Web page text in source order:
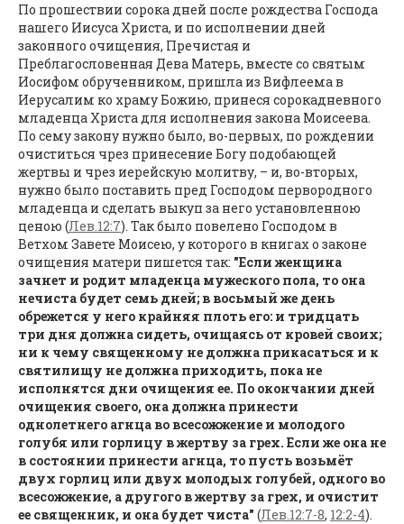
По прошествии сорока дней после рождества Господа
нашего Иисуса Христа, и по исполнении дней
законного очищения, Пречистая и
Преблагословенная Дева Матерь, вместе со святым
Иосифом обрученником, пришла из Вифлеема в
Иерусалим ко храму Божию, принеся сорокадневного
младенца Христа для исполнения закона Моисеева.
По сему закону нужно было, во-первых, по рождении
очиститься чрез принесение Богу подобающей
жертвы и чрез иерейскую молитву, – и, во-вторых,
нужно было поставить пред Господом первородного
младенца и сделать выкуп за него установленною
ценою (Лев.12:7). Так было повелено Господом в
Ветхом Завете Моисею, у которого в книгах о законе
очищения матери пишется так: "Если женщина
зачнет и родит младенца мужеского пола, то она
нечиста будет семь дней; в восьмый же день
обрежется у него крайняя плоть его: и тридцать
три дня должна сидеть, очищаясь от кровей своих;
ни к чему священному не должна прикасаться и к
святилищу не должна приходить, пока не
исполнятся дни очищения ее. По окончании дней
очищения своего, она должна принести
однолетнего агнца во всесожжение и молодого
голубя или горлицу в жертву за грех. Если же она не
в состоянии принести агнца, то пусть возьмёт
двух горлиц или двух молодых голубей, одного во
всесожжение, а другого в жертву за грех, и очистит
ее священник, и она будет чиста" (Лев.12:7-8, 12:2-4).